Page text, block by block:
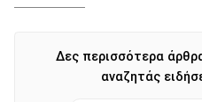
Δες περισσότερα
αναζητάς